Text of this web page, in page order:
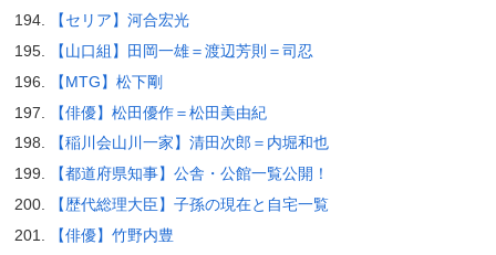
【セリア】河合宏光
【山口組】田岡一雄＝渡辺芳則＝司忍
【MTG】松下剛
【俳優】松田優作＝松田美由紀
【稲川会山川一家】清田次郎＝内堀和也
【都道府県知事】公舎・公館一覧公開！
【歴代総理大臣】子孫の現在と自宅一覧
【俳優】竹野内豊